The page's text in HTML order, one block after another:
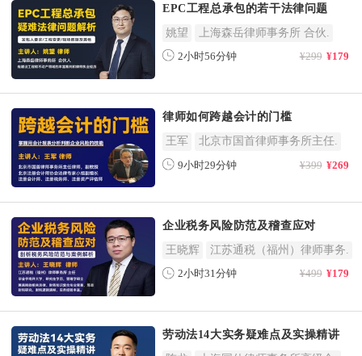
EPC工程总承包的若干法律问题
姚望 上海森岳律师事务所 合伙.
2小时56分钟 ¥299 ¥179
律师如何跨越会计的门槛
王军 北京市国首律师事务所主任.
9小时29分钟 ¥399 ¥269
企业税务风险防范及稽查应对
王晓辉 江苏通税（福州）律师事务.
2小时31分钟 ¥499 ¥179
劳动法14大实务疑难点及实操精讲